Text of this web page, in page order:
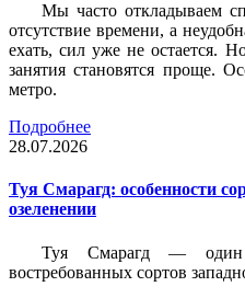
Мы часто откладываем
отсутствие времени, а
ехать, сил уже не остается.
занятия становятся проще.
метро.
Подробнее
28.07.2026
Туя Смарагд: особенности
озеленении
Туя Смарагд —
востребованных сортов